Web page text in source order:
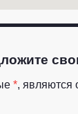
*, являются